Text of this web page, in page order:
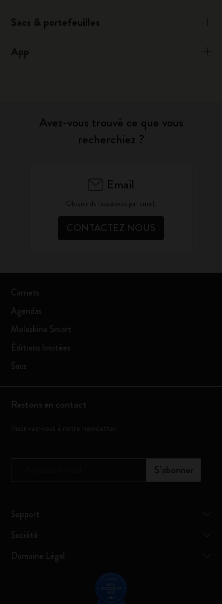
Sacs & portefeuilles
App
Avez-vous trouvé ce que vous
recherchiez ?
Email
Obtenir de l'assistance par email.
CONTACTEZ NOUS
Carnets
Agendas
Moleskine Smart
Éditions limitées
Sacs
Restons en contact
Inscrivez-vous à notre newsletter
S’abonner
Support
Société
Domaine Légal